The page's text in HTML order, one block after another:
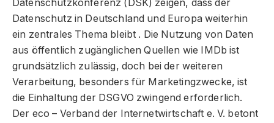
Datenschutzkonferenz (DSK) zeigen, dass der
Datenschutz in Deutschland und Europa weiterhin
ein zentrales Thema bleibt . Die Nutzung von Daten
aus öffentlich zugänglichen Quellen wie IMDb ist
grundsätzlich zulässig, doch bei der weiteren
Verarbeitung, besonders für Marketingzwecke, ist
die Einhaltung der DSGVO zwingend erforderlich.
Der eco – Verband der Internetwirtschaft e. V. betont